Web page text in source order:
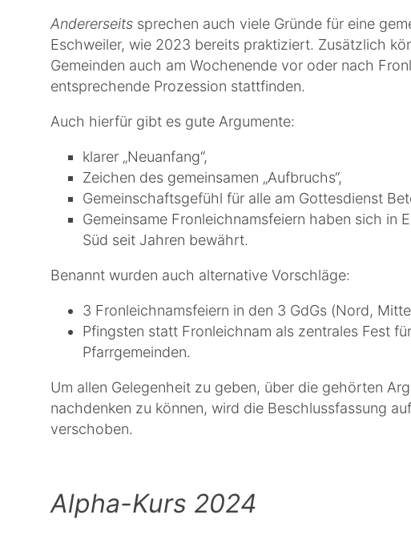
Andererseits sprechen auch viele Gründe für eine
Eschweiler, wie 2023 bereits praktiziert. Zusätzlich
Gemeinden auch am Wochenende vor oder nach
entsprechende Prozession stattfinden.
Auch hierfür gibt es gute Argumente:
klarer „Neuanfang“,
Zeichen des gemeinsamen „Aufbruchs“,
Gemeinschaftsgefühl für alle am Gottesdienst
Gemeinsame Fronleichnamsfeiern haben sich in
Süd seit Jahren bewährt.
Benannt wurden auch alternative Vorschläge:
3 Fronleichnamsfeiern in den 3 GdGs (Nord,
Pfingsten statt Fronleichnam als zentrales Fest
Pfarrgemeinden.
Um allen Gelegenheit zu geben, über die gehörten
nachdenken zu können, wird die Beschlussfassung
verschoben.
Alpha-Kurs 2024